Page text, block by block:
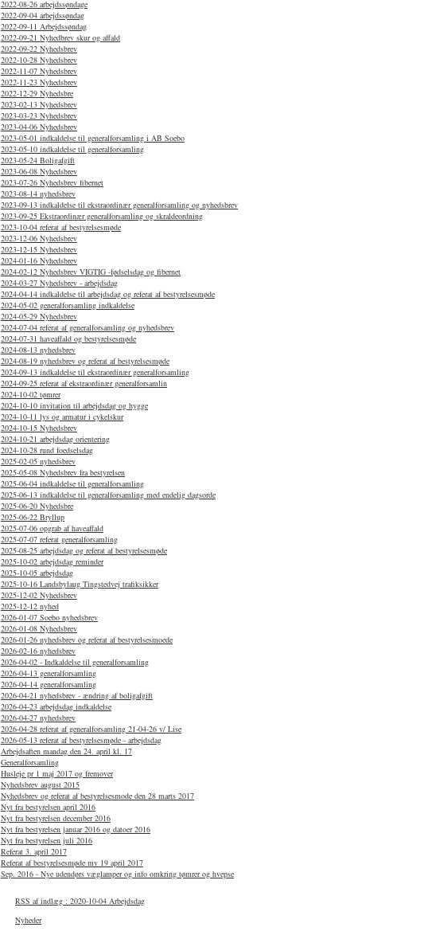
2022-08-26 arbejdssøndage
2022-09-04 arbejdssøndag
2022-09-11 Arbejdssøndag
2022-09-21 Nyhedbrev skur og affald
2022-09-22 Nyhedsbrev
2022-10-28 Nyhedsbrev
2022-11-07 Nyhedsbrev
2022-11-23 Nyhedsbrev
2022-12-29 Nyhedsbre
2023-02-13 Nyhedsbrev
2023-03-23 Nyhedsbrev
2023-04-06 Nyhedsbrev
2023-05-01 indkaldelse til generalforsamling i AB Soebo
2023-05-10 indkaldelse til generalforsamling
2023-05-24 Boligafgift
2023-06-08 Nyhedsbrev
2023-07-26 Nyhedsbrev fibernet
2023-08-14 nyhedsbrev
2023-09-13 indkaldelse til ekstraordinær generalforsamling og nyhedsbrev
2023-09-25 Ekstraordinær generalforsamling og skraldeordning
2023-10-04 referat af bestyrelsesmøde
2023-12-06 Nyhedsbrev
2023-12-15 Nyhedsbrev
2024-01-16 Nyhedsbrev
2024-02-12 Nyhedsbrev VIGTIG -fødselsdag og fibernet
2024-03-27 Nyhedsbrev - arbejdsdag
2024-04-14 indkaldelse til arbejdsdag og referat af bestyrelsesmøde
2024-05-02 generalforsamling indkaldelse
2024-05-29 Nyhedsbrev
2024-07-04 referat af generalforsamling og nyhedsbrev
2024-07-31 haveaffald og bestyrelsesmøde
2024-08-13 nyhedsbrev
2024-08-19 nyhedsbrev og referat af bestyrelsesmøde
2024-09-13 indkaldelse til ekstraordinær generalforsamling
2024-09-25 referat af ekstraordinær generalforsamlin
2024-10-02 tømrer
2024-10-10 invitation til arbejdsdag og hygge
2024-10-11 lys og armatur i cykelskur
2024-10-15 Nyhedsbrev
2024-10-21 arbejdsdag orientering
2024-10-28 rund foedselsdag
2025-02-05 nyhedsbrev
2025-05-08 Nyhedsbrev fra bestyrelsen
2025-06-04 indkaldelse til generalforsamling
2025-06-13 indkaldelse til generalforsamling med endelig dagsorde
2025-06-20 Nyhedsbre
2025-06-22 Bryllup
2025-07-06 opgrab af haveaffald
2025-07-07 referat generalforsamling
2025-08-25 arbejdsdag og referat af bestyrelsesmøde
2025-10-02 arbejdsdag reminder
2025-10-05 arbejdsdag
2025-10-16 Landsbylaug Tingstedvej trafiksikker
2025-12-02 Nyhedsbrev
2025-12-12 nyhed
2026-01-07 Soebo nyhedsbrev
2026-01-08 Nyhedsbrev
2026-01-26 nyhedsbrev og referat af bestyrelsesmoede
2026-02-16 nyhedsbrev
2026-04-02 - Indkaldelse til generalforsamling
2026-04-13 generalforsamling
2026-04-14 generalforsamling
2026-04-21 nyhedsbrev - ændring af boligafgift
2026-04-23 arbejdsdag indkaldelse
2026-04-27 nyhedsbrev
2026-04-28 referat af generalforsamling 21-04-26 v/ Lise
2026-05-13 referat af bestyrelsesmøde - arbejdsdag
Arbejdsaften mandag den 24. april kl. 17
Generalforsamling
Husleje pr 1 maj 2017 og fremover
Nyhedsbrev august 2015
Nyhedsbrev og referat af bestyrelsesmode den 28 marts 2017
Nyt fra bestyrelsen april 2016
Nyt fra bestyrelsen december 2016
Nyt fra bestyrelsen januar 2016 og datoer 2016
Nyt fra bestyrelsen juli 2016
Referat 3. april 2017
Referat af bestyrelsesmøde mv 19 april 2017
Sep. 2016 - Nye udendørs væglamper og info omkring tømrer og hvepse
RSS af indlæg : 2020-10-04 Arbejdsdag
Nyheder